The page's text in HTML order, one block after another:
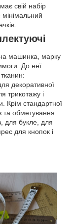
свій набір
машинка, марку
До неї
декоративної
трикотажу і
Крім стандартної
та обметування
для букле, для
для кнопок і